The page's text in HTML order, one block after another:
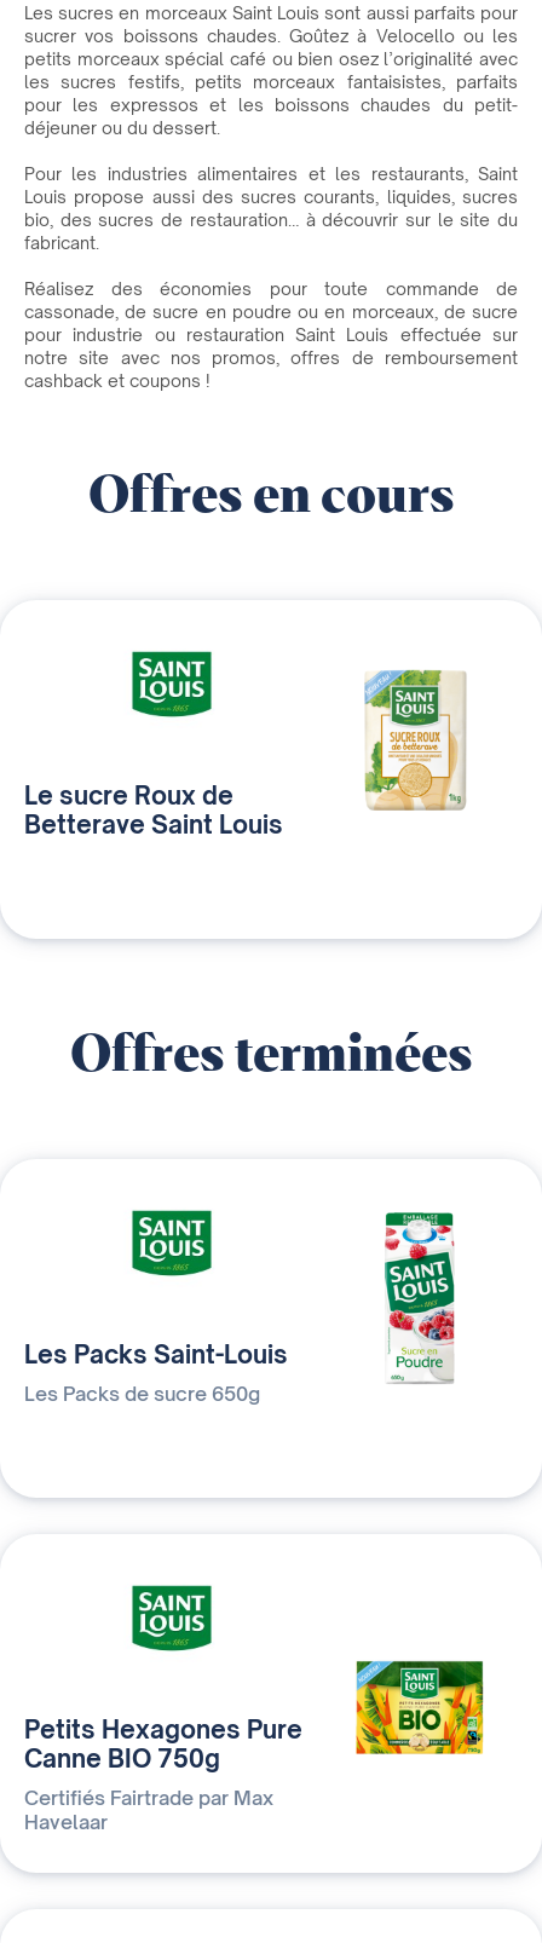
Les sucres en morceaux Saint Louis sont aussi parfaits pour
sucrer vos boissons chaudes. Goûtez à Velocello ou les
petits morceaux spécial café ou bien osez l’originalité avec
les sucres festifs, petits morceaux fantaisistes, parfaits
pour les expressos et les boissons chaudes du petit-
déjeuner ou du dessert.
Pour les industries alimentaires et les restaurants, Saint
Louis propose aussi des sucres courants, liquides, sucres
bio, des sucres de restauration… à découvrir sur le site du
fabricant.
Réalisez des économies pour toute commande de
cassonade, de sucre en poudre ou en morceaux, de sucre
pour industrie ou restauration Saint Louis effectuée sur
notre site avec nos promos, offres de remboursement
cashback et coupons !
Offres en cours
Le sucre Roux de
Betterave Saint Louis
Offres terminées
Les Packs Saint-Louis
Les Packs de sucre 650g
Petits Hexagones Pure
Canne BIO 750g
Certifiés Fairtrade par Max
Havelaar